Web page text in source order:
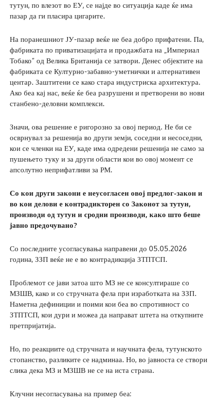
тутун, по влезот во ЕУ, се најде во ситуација каде ќе има
пазар да ги пласира цигарите.
На поранешниот ЈУ-пазар веќе не беа добро прифатени. Па,
фабриката по приватизацијата и продажбата на „Империал
Тобако“ од Велика Британија се затвори. Денес објектите на
фабриката се Културно-забавно-уметнички и алтернативен
центар. Заштитени се како стара индустриска архитектура.
Ако беа кај нас, веќе ќе беа разрушени и претворени во нови
станбено-деловни комплекси.
Значи, ова решение е ригорозно за овој период. Не би се
осврнувал за решенија во други земји, соседни и несоседни,
кои се членки на ЕУ, каде има одредени решенија не само за
пушењето туку и за други области кои во овој момент се
апсолутно неприфатливи за РМ.
Со кои други закони е неусогласен овој предлог-закон и
во кои делови е контрадикторен со Законот за тутун,
производи од тутун и сродни производи, како што беше
јавно предочувано?
Со последните усогласувања направени до 05.05.2026
година, ЗЗП веќе не е во контрадикција ЗТПТСП.
Проблемот се јави затоа што МЗ не се консултираше со
МЗШВ, како и со стручната фела при изработката на ЗЗП.
Наметна дефиниции и поими кои беа во спротивност со
ЗТПТСП, кои дури и можеа да направат штета на откупните
претпријатија.
Но, по реакциите од стручната и научната фела, тутунското
стопанство, разликите се надминаа. Но, во јавноста се створи
слика дека МЗ и МЗШВ не се на иста страна.
Клучни несогласувања на пример беа: